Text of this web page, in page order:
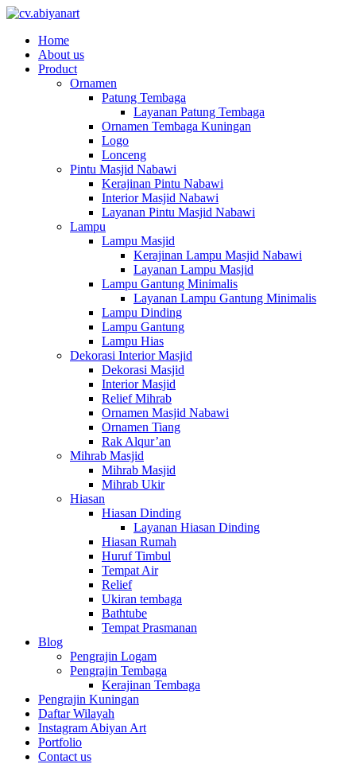
Home
About us
Product
Ornamen
Patung Tembaga
Layanan Patung Tembaga
Ornamen Tembaga Kuningan
Logo
Lonceng
Pintu Masjid Nabawi
Kerajinan Pintu Nabawi
Interior Masjid Nabawi
Layanan Pintu Masjid Nabawi
Lampu
Lampu Masjid
Kerajinan Lampu Masjid Nabawi
Layanan Lampu Masjid
Lampu Gantung Minimalis
Layanan Lampu Gantung Minimalis
Lampu Dinding
Lampu Gantung
Lampu Hias
Dekorasi Interior Masjid
Dekorasi Masjid
Interior Masjid
Relief Mihrab
Ornamen Masjid Nabawi
Ornamen Tiang
Rak Alqur’an
Mihrab Masjid
Mihrab Masjid
Mihrab Ukir
Hiasan
Hiasan Dinding
Layanan Hiasan Dinding
Hiasan Rumah
Huruf Timbul
Tempat Air
Relief
Ukiran tembaga
Bathtube
Tempat Prasmanan
Blog
Pengrajin Logam
Pengrajin Tembaga
Kerajinan Tembaga
Pengrajin Kuningan
Daftar Wilayah
Instagram Abiyan Art
Portfolio
Contact us